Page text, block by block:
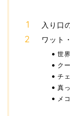
入り口
ワット
世
ク
チ
真
メ